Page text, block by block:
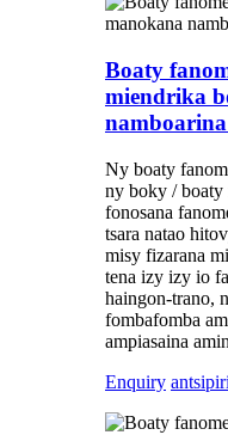
Boaty
miendrika
Ny boaty
ny boky / boaty
fonosana
tsara natao
misy fizarana
tena izy izy io
haingon-trano,
fombafomba
ampiasaina
Enquiry